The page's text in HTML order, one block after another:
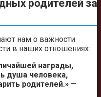
родителей за
нам о важности
в наших отношениях:
награды,
душа человека,
родителей.» —